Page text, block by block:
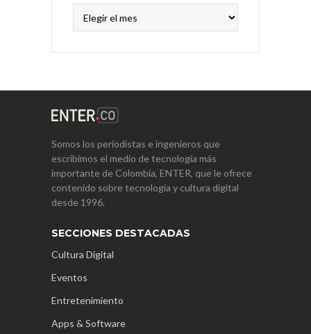
Somos los periodistas e ingenieros que
escribimos el medio de tecnología más
importante de Colombia, ENTER, que le ofrece
contenido sobre tecnología y cultura digital
desde 1996.
SECCIONES DESTACADAS
Cultura Digital
Eventos
Entretenimiento
Apps & Software